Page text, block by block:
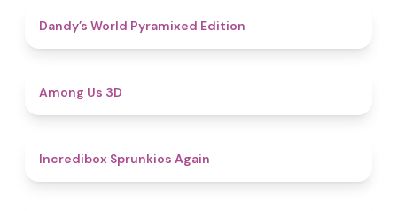
Dandy’s World Pyramixed Edition
Among Us 3D
Incredibox Sprunkios Again